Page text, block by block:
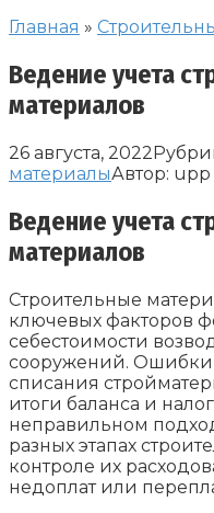
Главная »
Ведение учета
материалов
26 августа, 2022
материалыАвтор: upp
Ведение учета
материалов
Строительные
ключевых факторов
себестоимости
сооружений. Ошибки
списания
итоги баланса и
неправильном
разных этапах
контроле их
недоплат или